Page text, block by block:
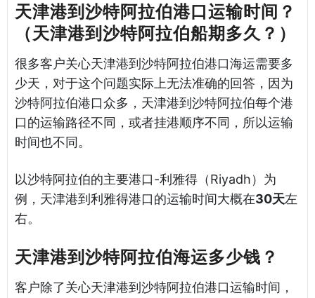
天津港到沙特阿拉伯港口运输时间？
（天津港到沙特阿拉伯船期多久？）
很多客户关心天津港到沙特阿拉伯港口海运需要多
少天，对于这个问题实际上无法准确的回答，因为
沙特阿拉伯港口众多，天津港到沙特阿拉伯每个港
口的运输路径不同，或者挂港顺序不同，所以运输
时间也不同。
以沙特阿拉伯的主要港口-利雅得（Riyadh）为
例，天津港到利雅得港口的运输时间大概在30天左
右。
天津港到沙特阿拉伯海运多少钱？
客户除了关心天津港到沙特阿拉伯港口运输时间，